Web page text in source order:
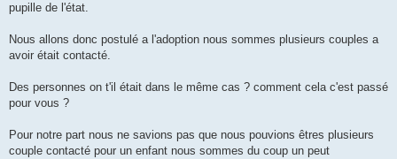
o
n
u
pupille de l'état.
Nous allons donc postulé a l'adoption nous sommes plusieurs couples a
avoir était contacté.
Des personnes on t'il était dans le même cas ? comment cela c'est passé
pour vous ?
Pour notre part nous ne savions pas que nous pouvions êtres plusieurs
couple contacté pour un enfant nous sommes du coup un peut